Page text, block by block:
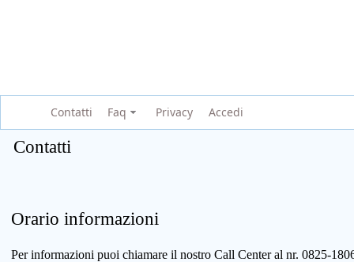
Contatti Faq Privacy Accedi
Contatti
Orario informazioni
Per informazioni puoi chiamare il nostro Call Center al nr. 0825-